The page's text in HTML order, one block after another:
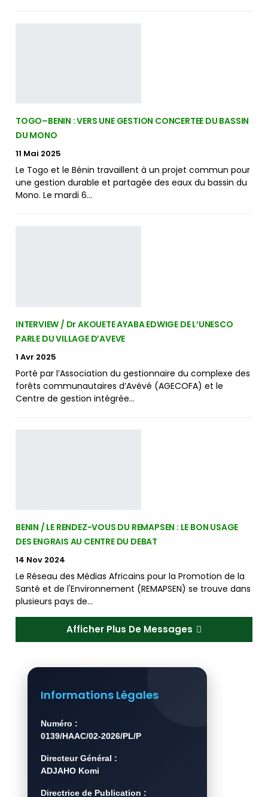
TOGO–BENIN : VERS UNE GESTION CONCERTEE DU BASSIN
DU MONO
11 Mai 2025
Le Togo et le Bénin travaillent à un projet commun pour
une gestion durable et partagée des eaux du bassin du
Mono. Le mardi 6…
INTERVIEW / Dr AKOUETE AYABA EDWIGE DE L’UNESCO
PARLE DU VILLAGE D’AVEVE
1 Avr 2025
Porté par l’Association du gestionnaire du complexe des
forêts communautaires d’Avévé (AGECOFA) et le
Centre de gestion intégrée…
BENIN / LE RENDEZ-VOUS DU REMAPSEN : LE BON USAGE
DES ENGRAIS AU CENTRE DU DEBAT
14 Nov 2024
Le Réseau des Médias Africains pour la Promotion de la
Santé et de l'Environnement (REMAPSEN) se trouve dans
plusieurs pays de…
Afficher Plus De Messages
Informations Légales
Numéro :
0139/HAAC/02-2026/PL/P
Directeur Général :
ADJAHO Komi
Directrice de Publication :